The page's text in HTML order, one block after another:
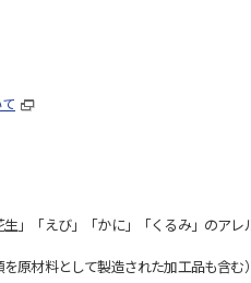
」「えび」「かに」「くるみ」のアレ
原材料として製造された加工品も含